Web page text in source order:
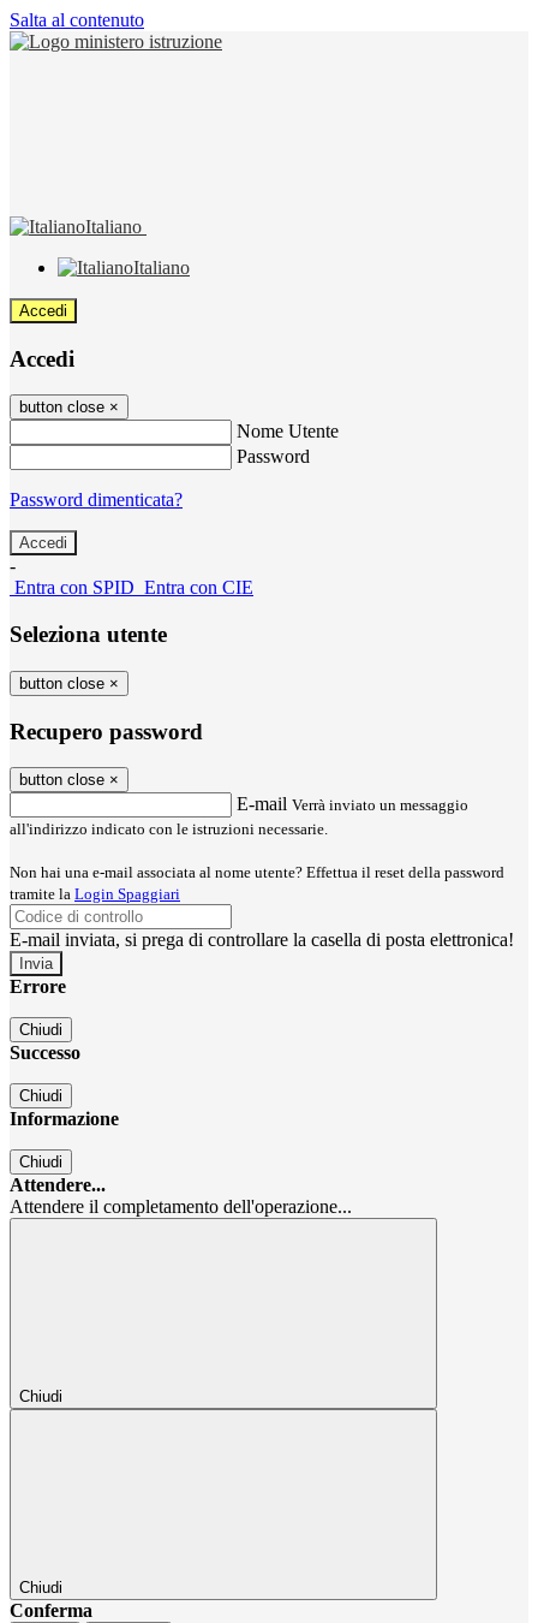
Salta al contenuto
Italiano
Italiano
Accedi
Accedi
button close ×
Nome Utente
Password
Password dimenticata?
-
Entra con SPID Entra con CIE
Seleziona utente
button close ×
Recupero password
button close ×
E-mail Verrà inviato un messaggio
all'indirizzo indicato con le istruzioni necessarie.
Non hai una e-mail associata al nome utente? Effettua il reset della password
tramite la Login Spaggiari
E-mail inviata, si prega di controllare la casella di posta elettronica!
Errore
Chiudi
Successo
Chiudi
Informazione
Chiudi
Attendere...
Attendere il completamento dell'operazione...
Chiudi
Chiudi
Conferma